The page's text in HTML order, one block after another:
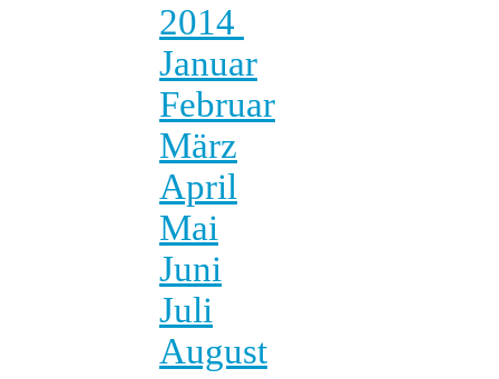
2014
Januar
Februar
März
April
Mai
Juni
Juli
August